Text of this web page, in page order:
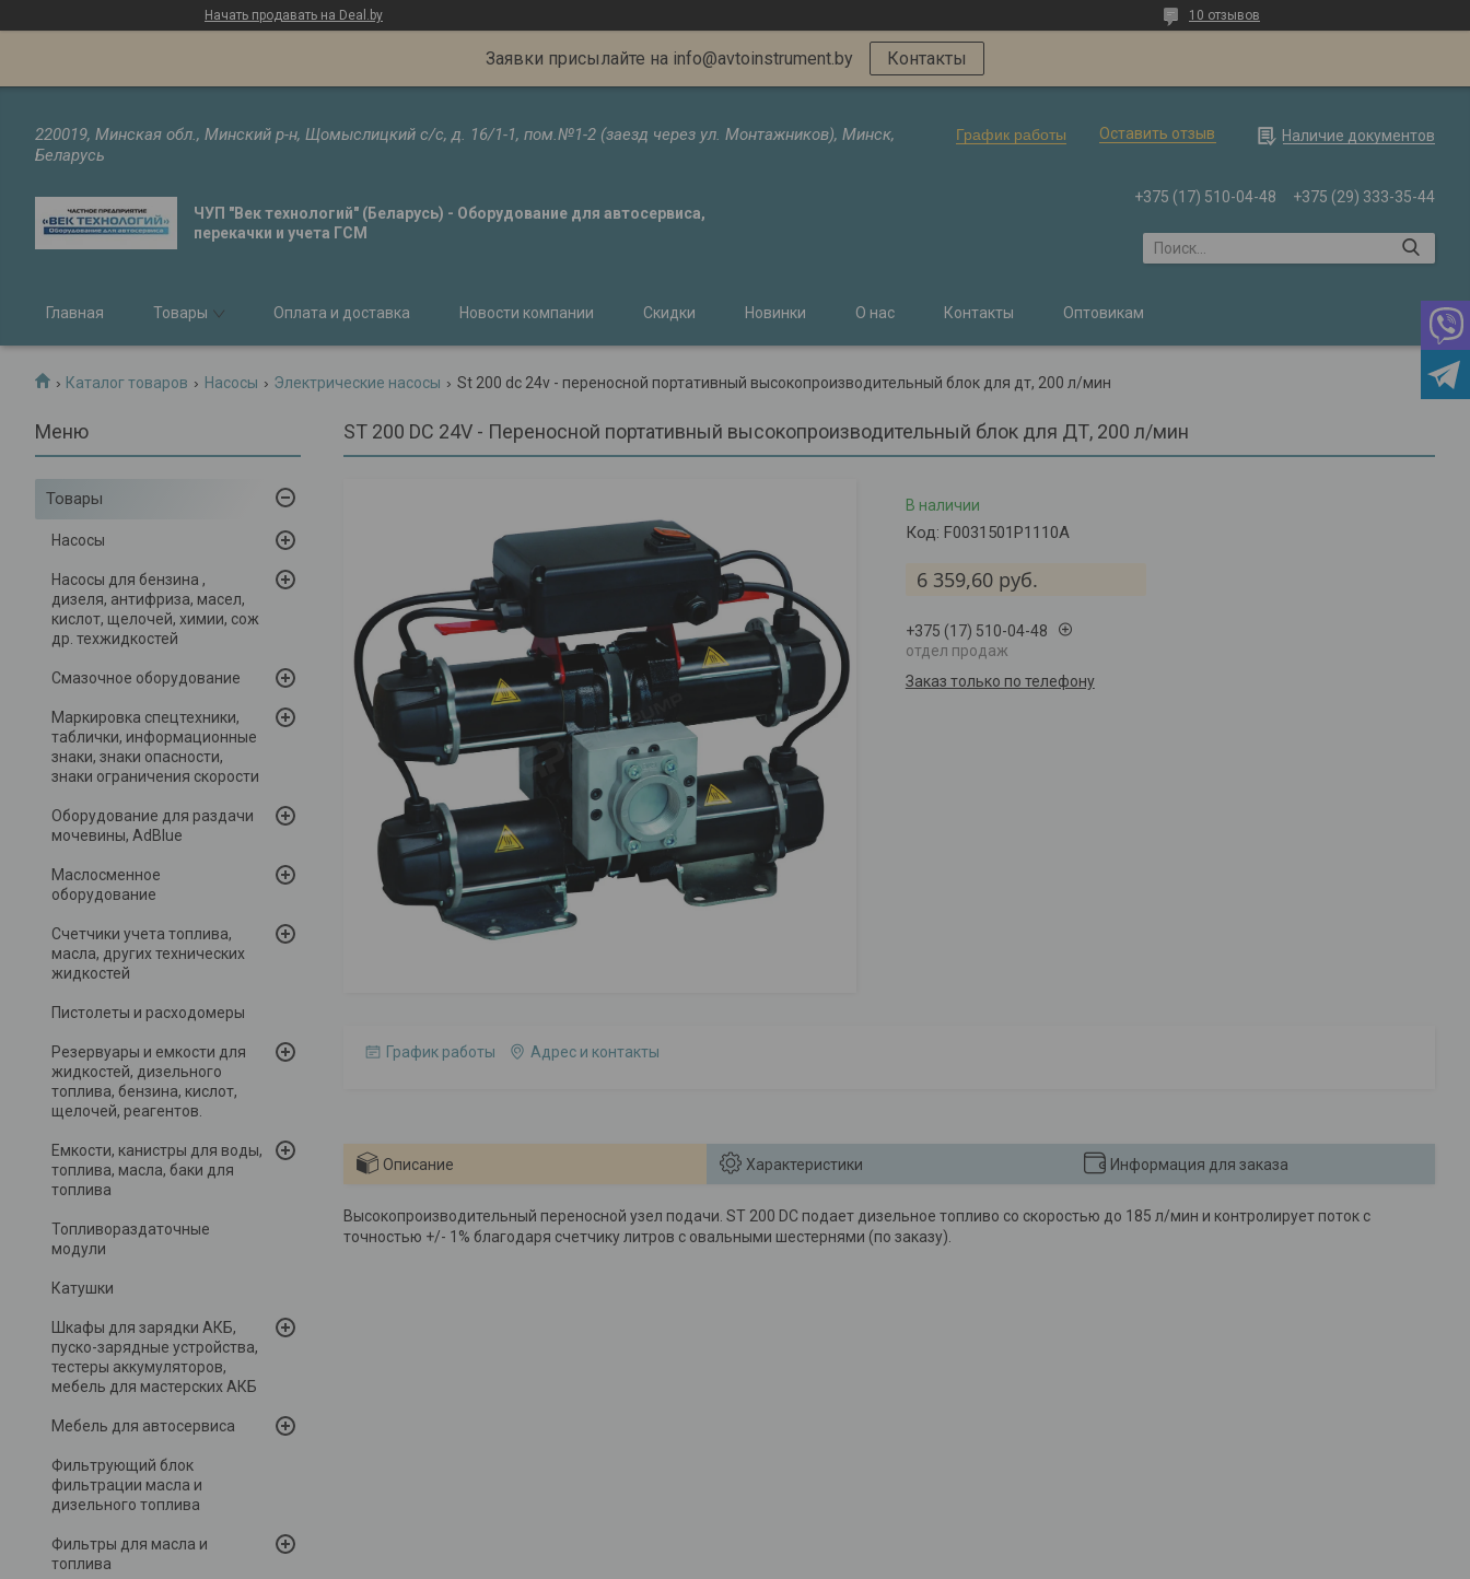
Начать продавать на Deal.by 10 отзывов
Заявки присылайте на info@avtoinstrument.by Контакты
220019, Минская обл., Минский р-н, Щомыслицкий с/с, д. 16/1-1, пом.№1-2 (заезд через ул. Монтажников), Минск,
Беларусь
График работы Оставить отзыв Наличие документов
ЧУП "Век технологий" (Беларусь) - Оборудование для автосервиса,
перекачки и учета ГСМ
+375 (17) 510-04-48 +375 (29) 333-35-44
Главная Товары Оплата и доставка Новости компании Скидки Новинки О нас Контакты Оптовикам
Каталог товаров Насосы Электрические насосы St 200 dc 24v - переносной портативный высокопроизводительный блок для дт, 200 л/мин
Товары
Насосы
Насосы для бензина ,
дизеля, антифриза, масел,
кислот, щелочей, химии, сож
др. техжидкостей
Смазочное оборудование
Маркировка спецтехники,
таблички, информационные
знаки, знаки опасности,
знаки ограничения скорости
Оборудование для раздачи
мочевины, AdBlue
Маслосменное
оборудование
Счетчики учета топлива,
масла, других технических
жидкостей
Пистолеты и расходомеры
Резервуары и емкости для
жидкостей, дизельного
топлива, бензина, кислот,
щелочей, реагентов.
Емкости, канистры для воды,
топлива, масла, баки для
топлива
Топливораздаточные
модули
Катушки
Шкафы для зарядки АКБ,
пуско-зарядные устройства,
тестеры аккумуляторов,
мебель для мастерских АКБ
Мебель для автосервиса
Фильтрующий блок
фильтрации масла и
дизельного топлива
Фильтры для масла и
топлива
ST 200 DC 24V - Переносной портативный высокопроизводительный блок для ДТ, 200 л/мин
В наличии
Код: F0031501P1110A
6 359,60 руб.
+375 (17) 510-04-48
отдел продаж
Заказ только по телефону
График работы Адрес и контакты
Описание Характеристики Информация для заказа
Высокопроизводительный переносной узел подачи. ST 200 DC подает дизельное топливо со скоростью до 185 л/мин и контролирует поток с
точностью +/- 1% благодаря счетчику литров с овальными шестернями (по заказу).